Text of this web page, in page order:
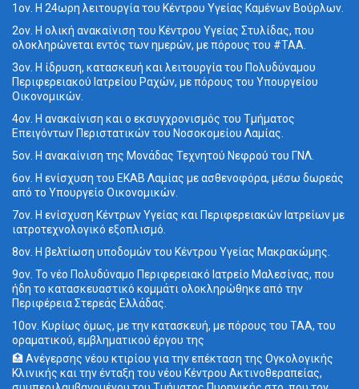
1ον. Η 24ωρη λειτουργία του Κέντρου Υγείας Καμένων Βούρλων.
2ον. Η ολική ανακαίνιση του Κέντρου Υγείας Στυλίδας, που
ολοκληρώνεται εντός των ημερών, με πόρους του #ΤΑΑ.
3ον. Η ίδρυση, κατασκευή και λειτουργία του Πολυδύναμου
Περιφερειακού Ιατρείου Ραχών, με πόρους του Υπουργείου
Οικονομικών.
4ον. Η ανακαίνιση και ο εκσυγχρονισμός του Τμήματος
Επειγόντων Περιστατικών του Νοσοκομείου Λαμίας.
5ον. Η ανακαίνιση της Μονάδας Τεχνητού Νεφρού του ΓΝΛ.
6ον. Η ενίσχυση του ΕΚΑΒ Λαμίας με ασθενοφόρα, μέσω δωρεάς
από το Υπουργείο Οικονομικών.
7ον. Η ενίσχυση Κέντρων Υγείας και Περιφερειακών Ιατρείων με
ιατροτεχνολογικό εξοπλισμό.
8ον. Η βελτίωση υποδομών του Κέντρου Υγείας Μακρακώμης.
9ον. Το νέο Πολυδύναμο Περιφερειακό Ιατρείο Μαλεσίνας, που
ήδη το κατασκευαστικό κομμάτι ολοκληρώθηκε από την
Περιφέρεια Στερεάς Ελλάδας.
10ον. Κυρίως όμως, με την κατασκευή, με πόρους του ΤΑΑ, του
οραματικού, εμβληματικού έργου της
🏥 Ανέγερσης νέου κτιρίου για την επέκταση της Ογκολογικής
Κλινικής και την ένταξη του νέου Κέντρου Ακτινοθεραπείας,